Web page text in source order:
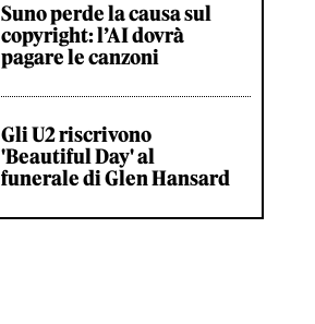
Suno perde la causa sul
copyright: l’AI dovrà
pagare le canzoni
Gli U2 riscrivono
'Beautiful Day' al
funerale di Glen Hansard